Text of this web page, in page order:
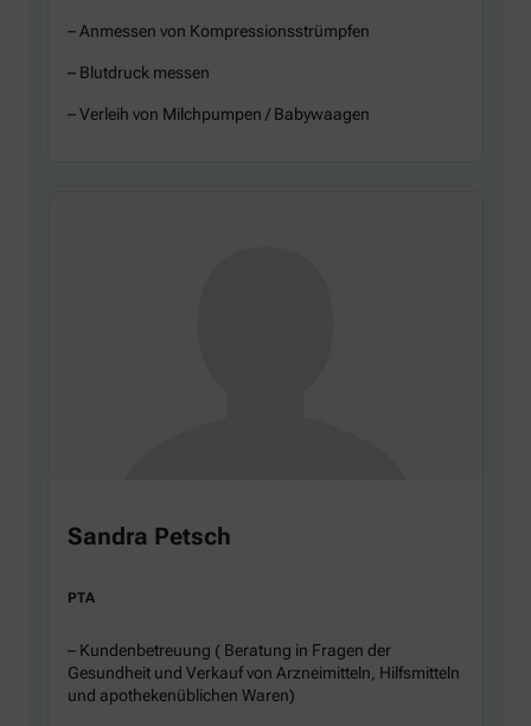
– Anmessen von Kompressionsstrümpfen
– Blutdruck messen
– Verleih von Milchpumpen / Babywaagen
Sandra Petsch
PTA
– Kundenbetreuung ( Beratung in Fragen der
Gesundheit und Verkauf von Arzneimitteln, Hilfsmitteln
und apothekenüblichen Waren)